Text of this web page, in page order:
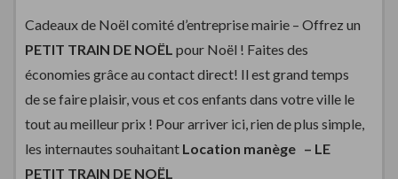
Cadeaux de Noël comité d’entreprise mairie – Offrez un
PETIT TRAIN DE NOËL pour Noël ! Faites des
économies grâce au contact direct! Il est grand temps
de se faire plaisir, vous et cos enfants dans votre ville le
tout au meilleur prix ! Pour arriver ici, rien de plus simple,
les internautes souhaitant Location manège – LE
PETIT TRAIN DE NOËL